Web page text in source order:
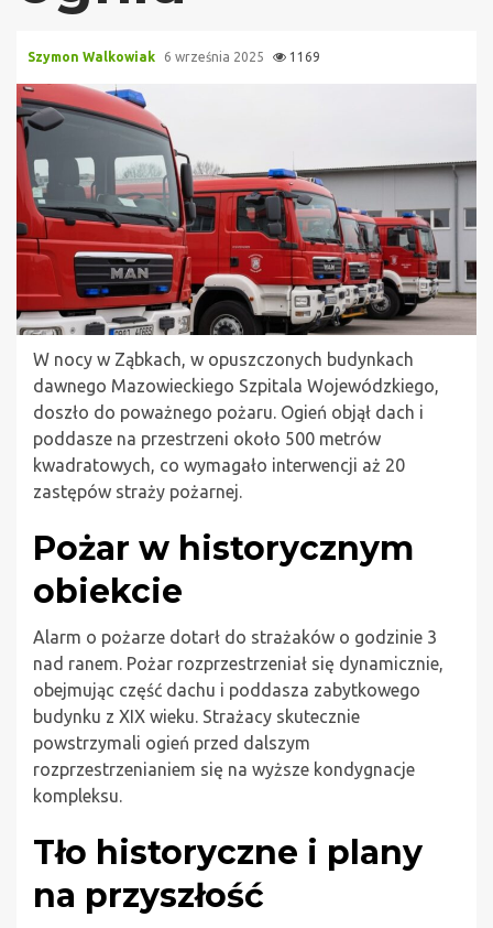
Szymon Walkowiak 6 września 2025 1169
W nocy w Ząbkach, w opuszczonych budynkach
dawnego Mazowieckiego Szpitala Wojewódzkiego,
doszło do poważnego pożaru. Ogień objął dach i
poddasze na przestrzeni około 500 metrów
kwadratowych, co wymagało interwencji aż 20
zastępów straży pożarnej.
Pożar w historycznym
obiekcie
Alarm o pożarze dotarł do strażaków o godzinie 3
nad ranem. Pożar rozprzestrzeniał się dynamicznie,
obejmując część dachu i poddasza zabytkowego
budynku z XIX wieku. Strażacy skutecznie
powstrzymali ogień przed dalszym
rozprzestrzenianiem się na wyższe kondygnacje
kompleksu.
Tło historyczne i plany
na przyszłość